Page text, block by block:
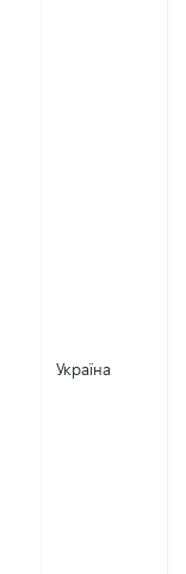
Україна